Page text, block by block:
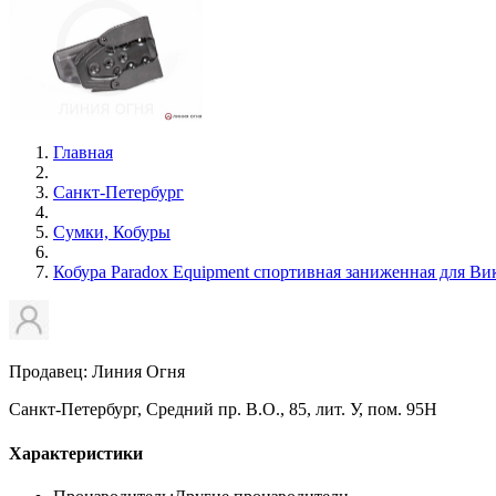
Главная
Санкт-Петербург
Сумки, Кобуры
Кобура Paradox Equipment спортивная заниженная для
Продавец: Линия Огня
Санкт-Петербург, Средний пр. В.О., 85, лит. У, пом. 95Н
Характеристики